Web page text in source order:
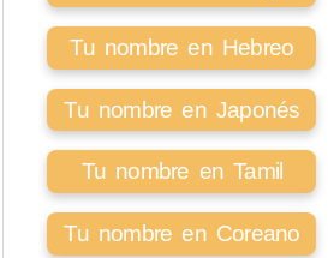
Tu nombre en Hebreo
Tu nombre en Japonés
Tu nombre en Tamil
Tu nombre en Coreano